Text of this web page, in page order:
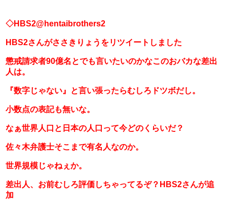
◇HBS2@hentaibrothers2
HBS2さんがささきりょうをリツイートしました
懲戒請求者90億名とでも言いたいのかなこのおバカな差出
人は。
『数字じゃない』と言い張ったらむしろドツボだし。
小数点の表記も無いな。
なぁ世界人口と日本の人口って今どのくらいだ？
佐々木弁護士そこまで有名人なのか。
世界規模じゃねぇか。
差出人、お前むしろ評価しちゃってるぞ？HBS2さんが追
加